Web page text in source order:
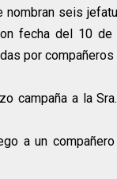
nombran seis
fecha del 10
por compañeros
campaña a la
a un